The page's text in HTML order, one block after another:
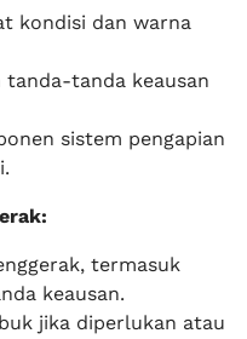
kondisi dan warna
tanda keausan
sistem pengapian
termasuk
keausan.
jika diperlukan atau